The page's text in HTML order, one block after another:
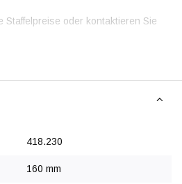
Staffelpreise oder kontaktieren Sie
418.230
160 mm